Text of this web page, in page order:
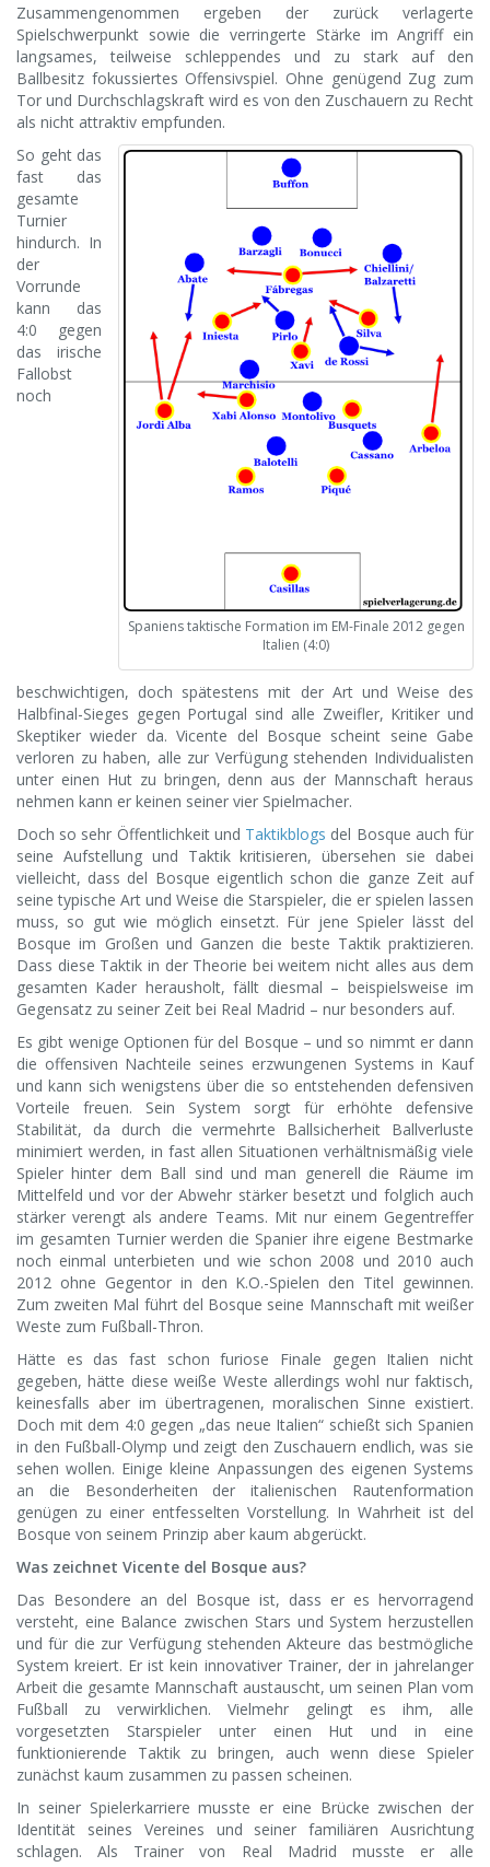
Zusammengenommen ergeben der zurück verlagerte
Spielschwerpunkt sowie die verringerte Stärke im Angriff ein
langsames, teilweise schleppendes und zu stark auf den
Ballbesitz fokussiertes Offensivspiel. Ohne genügend Zug zum
Tor und Durchschlagskraft wird es von den Zuschauern zu Recht
als nicht attraktiv empfunden.
Spaniens taktische Formation im EM-Finale 2012 gegen
Italien (4:0)
So geht das
fast das
gesamte
Turnier
hindurch. In
der
Vorrunde
kann das
4:0 gegen
das irische
Fallobst
noch
beschwichtigen, doch spätestens mit der Art und Weise des
Halbfinal-Sieges gegen Portugal sind alle Zweifler, Kritiker und
Skeptiker wieder da. Vicente del Bosque scheint seine Gabe
verloren zu haben, alle zur Verfügung stehenden Individualisten
unter einen Hut zu bringen, denn aus der Mannschaft heraus
nehmen kann er keinen seiner vier Spielmacher.
Doch so sehr Öffentlichkeit und Taktikblogs del Bosque auch für
seine Aufstellung und Taktik kritisieren, übersehen sie dabei
vielleicht, dass del Bosque eigentlich schon die ganze Zeit auf
seine typische Art und Weise die Starspieler, die er spielen lassen
muss, so gut wie möglich einsetzt. Für jene Spieler lässt del
Bosque im Großen und Ganzen die beste Taktik praktizieren.
Dass diese Taktik in der Theorie bei weitem nicht alles aus dem
gesamten Kader herausholt, fällt diesmal – beispielsweise im
Gegensatz zu seiner Zeit bei Real Madrid – nur besonders auf.
Es gibt wenige Optionen für del Bosque – und so nimmt er dann
die offensiven Nachteile seines erzwungenen Systems in Kauf
und kann sich wenigstens über die so entstehenden defensiven
Vorteile freuen. Sein System sorgt für erhöhte defensive
Stabilität, da durch die vermehrte Ballsicherheit Ballverluste
minimiert werden, in fast allen Situationen verhältnismäßig viele
Spieler hinter dem Ball sind und man generell die Räume im
Mittelfeld und vor der Abwehr stärker besetzt und folglich auch
stärker verengt als andere Teams. Mit nur einem Gegentreffer
im gesamten Turnier werden die Spanier ihre eigene Bestmarke
noch einmal unterbieten und wie schon 2008 und 2010 auch
2012 ohne Gegentor in den K.O.-Spielen den Titel gewinnen.
Zum zweiten Mal führt del Bosque seine Mannschaft mit weißer
Weste zum Fußball-Thron.
Hätte es das fast schon furiose Finale gegen Italien nicht
gegeben, hätte diese weiße Weste allerdings wohl nur faktisch,
keinesfalls aber im übertragenen, moralischen Sinne existiert.
Doch mit dem 4:0 gegen „das neue Italien“ schießt sich Spanien
in den Fußball-Olymp und zeigt den Zuschauern endlich, was sie
sehen wollen. Einige kleine Anpassungen des eigenen Systems
an die Besonderheiten der italienischen Rautenformation
genügen zu einer entfesselten Vorstellung. In Wahrheit ist del
Bosque von seinem Prinzip aber kaum abgerückt.
Was zeichnet Vicente del Bosque aus?
Das Besondere an del Bosque ist, dass er es hervorragend
versteht, eine Balance zwischen Stars und System herzustellen
und für die zur Verfügung stehenden Akteure das bestmögliche
System kreiert. Er ist kein innovativer Trainer, der in jahrelanger
Arbeit die gesamte Mannschaft austauscht, um seinen Plan vom
Fußball zu verwirklichen. Vielmehr gelingt es ihm, alle
vorgesetzten Starspieler unter einen Hut und in eine
funktionierende Taktik zu bringen, auch wenn diese Spieler
zunächst kaum zusammen zu passen scheinen.
In seiner Spielerkarriere musste er eine Brücke zwischen der
Identität seines Vereines und seiner familiären Ausrichtung
schlagen. Als Trainer von Real Madrid musste er alle